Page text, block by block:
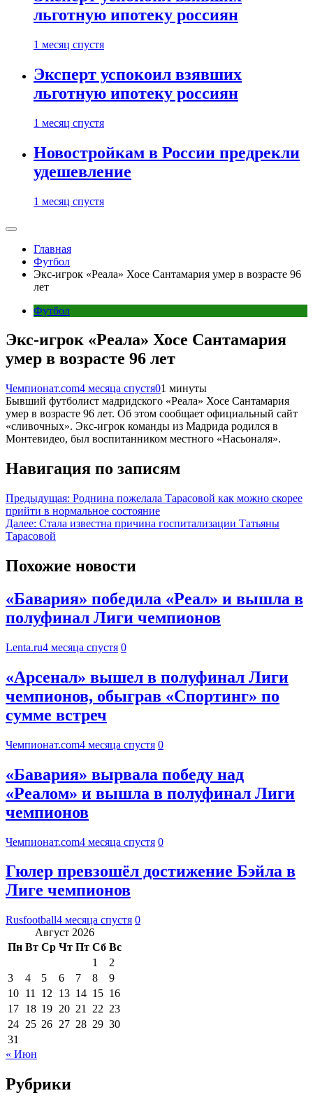
льготную ипотеку россиян
1 месяц спустя
Эксперт успокоил взявших
льготную ипотеку россиян
1 месяц спустя
Новостройкам в России предрекли
удешевление
1 месяц спустя
Главная
Футбол
Экс-игрок «Реала» Хосе Сантамария умер в возрасте 96
лет
Футбол
Экс-игрок «Реала» Хосе Сантамария
умер в возрасте 96 лет
Чемпионат.com4 месяца спустя01 минуты
Бывший футболист мадридского «Реала» Хосе Сантамария
умер в возрасте 96 лет. Об этом сообщает официальный сайт
«сливочных». Экс-игрок команды из Мадрида родился в
Монтевидео, был воспитанником местного «Насьоналя».
Навигация по записям
Предыдущая: Роднина пожелала Тарасовой как можно скорее
прийти в нормальное состояние
Далее: Стала известна причина госпитализации Татьяны
Тарасовой
Похожие новости
«Бавария» победила «Реал» и вышла в
полуфинал Лиги чемпионов
Lenta.ru4 месяца спустя 0
«Арсенал» вышел в полуфинал Лиги
чемпионов, обыграв «Спортинг» по
сумме встреч
Чемпионат.com4 месяца спустя 0
«Бавария» вырвала победу над
«Реалом» и вышла в полуфинал Лиги
чемпионов
Чемпионат.com4 месяца спустя 0
Гюлер превзошёл достижение Бэйла в
Лиге чемпионов
Rusfootball4 месяца спустя 0
Август 2026
Пн Вт Ср Чт Пт Сб Вс
1
2
3
4 5 6 7 8
9
10 11 12 13 14 15 16
17 18 19 20 21 22 23
24 25 26 27 28 29 30
31
« Июн
Рубрики